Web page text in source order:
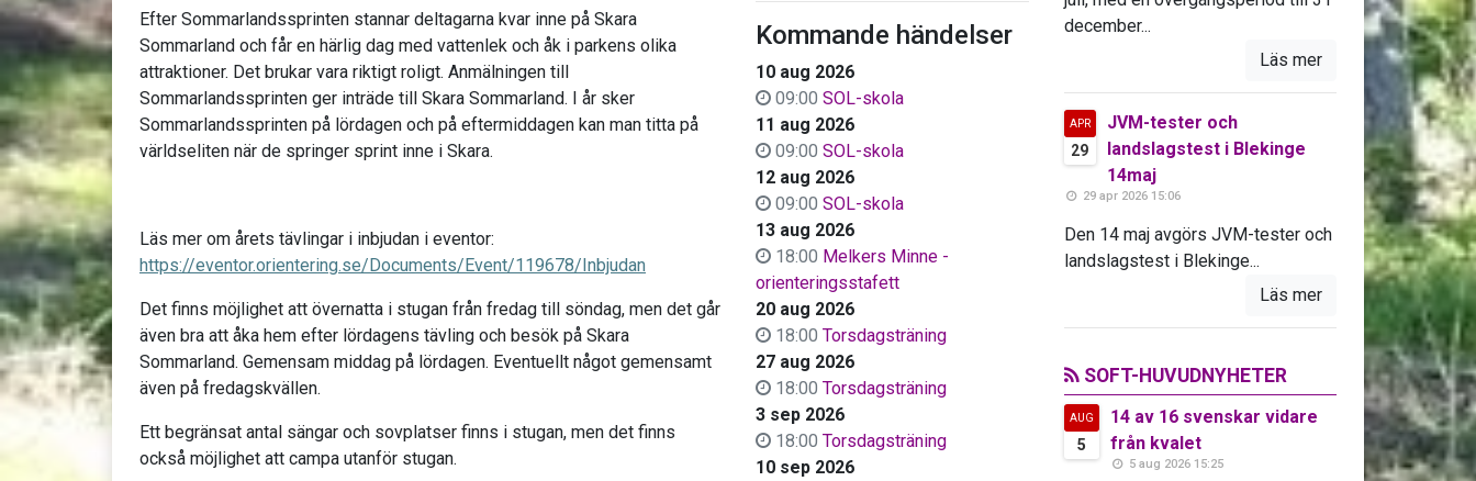
Kommande händelser
10 aug 2026
09:00 SOL-skola
11 aug 2026
09:00 SOL-skola
12 aug 2026
09:00 SOL-skola
13 aug 2026
18:00 Melkers Minne -
orienteringsstafett
20 aug 2026
18:00 Torsdagsträning
27 aug 2026
18:00 Torsdagsträning
3 sep 2026
18:00 Torsdagsträning
10 sep 2026
Efter Sommarlandssprinten stannar deltagarna kvar inne på Skara
Sommarland och får en härlig dag med vattenlek och åk i parkens olika
attraktioner. Det brukar vara riktigt roligt. Anmälningen till
Sommarlandssprinten ger inträde till Skara Sommarland. I år sker
Sommarlandssprinten på lördagen och på eftermiddagen kan man titta på
världseliten när de springer sprint inne i Skara.
Läs mer om årets tävlingar i inbjudan i eventor:
https://eventor.orientering.se/Documents/Event/119678/Inbjudan
Det finns möjlighet att övernatta i stugan från fredag till söndag, men det går
även bra att åka hem efter lördagens tävling och besök på Skara
Sommarland. Gemensam middag på lördagen. Eventuellt något gemensamt
även på fredagskvällen.
Ett begränsat antal sängar och sovplatser finns i stugan, men det finns
också möjlighet att campa utanför stugan.
december...
Läs mer
APR
29
JVM-tester och
landslagstest i Blekinge
14maj
29 apr 2026 15:06
Den 14 maj avgörs JVM-tester och
landslagstest i Blekinge...
Läs mer
SOFT-HUVUDNYHETER
AUG
5
14 av 16 svenskar vidare
från kvalet
5 aug 2026 15:25